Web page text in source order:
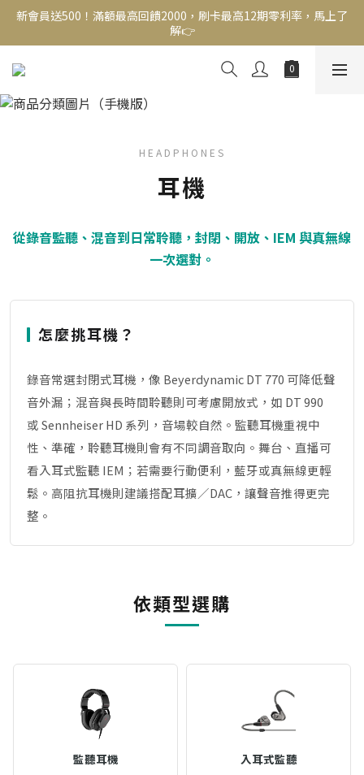
新會員送500！滿額最高回饋2000，刷卡最高12期零利率，馬上了
解👉
新會員送500！滿額最高回饋2000，刷卡最高12期零利率，馬上了
解👉
結帳頁選zingala銀角零卡分期，輕鬆打包
新會員送500！滿額最高回饋2000，刷卡最高12期零利率，馬上了
HEADPHONES
耳機
從錄音監聽、混音到日常聆聽，封閉、開放、IEM 與真無線
一次選對。
怎麼挑耳機？
錄音常選封閉式耳機，像 Beyerdynamic DT 770 可降低聲
音外漏；混音與長時間聆聽則可考慮開放式，如 DT 990
或 Sennheiser HD 系列，音場較自然。監聽耳機重視中
性、準確，聆聽耳機則會有不同調音取向。舞台、直播可
看入耳式監聽 IEM；若需要行動便利，藍牙或真無線更輕
鬆。高阻抗耳機則建議搭配耳擴／DAC，讓聲音推得更完
整。
依類型選購
監聽耳機 入耳式監聽